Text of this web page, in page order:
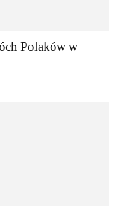
Polaków w